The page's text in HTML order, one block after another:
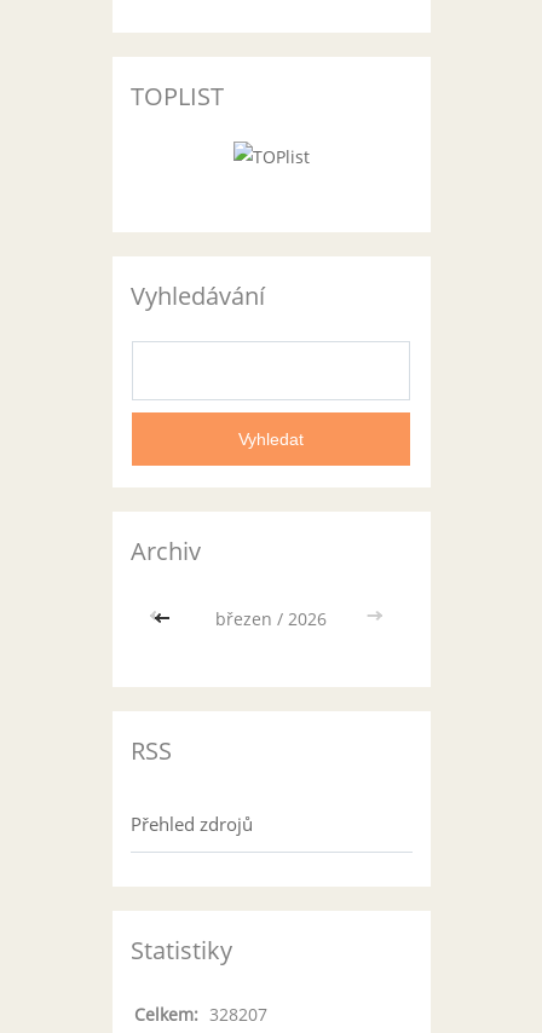
TOPLIST
Vyhledávání
Archiv
<< březen / 2026 >>
RSS
Přehled zdrojů
Statistiky
Celkem: 328207